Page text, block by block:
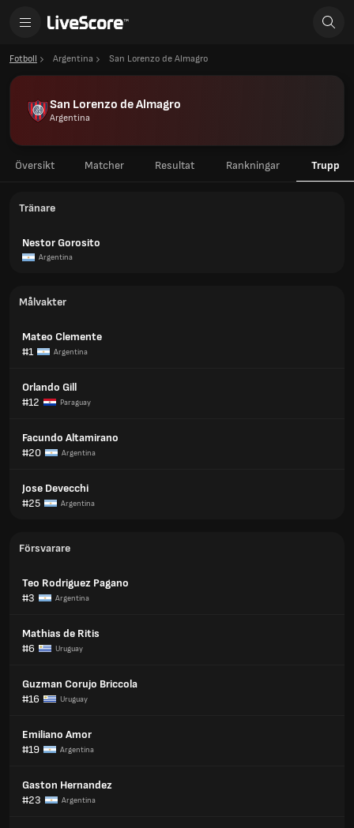
Fotboll Argentina San Lorenzo de Almagro
San Lorenzo de Almagro
Argentina
Översikt Matcher Resultat Rankningar Trupp
Tränare
Nestor Gorosito
Argentina
Målvakter
Mateo Clemente
#1
Argentina
Orlando Gill
#12
Paraguay
Facundo Altamirano
#20
Argentina
Jose Devecchi
#25
Argentina
Försvarare
Teo Rodriguez Pagano
#3
Argentina
Mathias de Ritis
#6
Uruguay
Guzman Corujo Briccola
#16
Uruguay
Emiliano Amor
#19
Argentina
Gaston Hernandez
#23
Argentina